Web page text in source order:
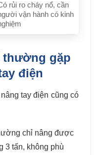
rủi ro cháy nổ, cần
vận hành có kinh
thường gặp
điện
tay điện cũng có
chỉ nâng được
3 tấn, không phù